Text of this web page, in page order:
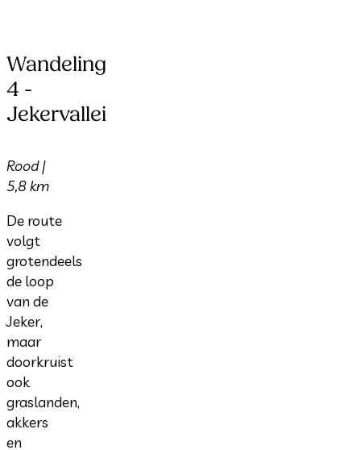
Wandeling
4 -
Jekervallei
Rood |
5,8 km
De route
volgt
grotendeels
de loop
van de
Jeker,
maar
doorkruist
ook
graslanden,
akkers
en